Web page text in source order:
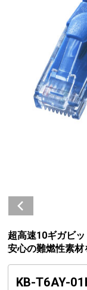
超高速10ギガビ
安心の難燃性素材
KB-T6AY-